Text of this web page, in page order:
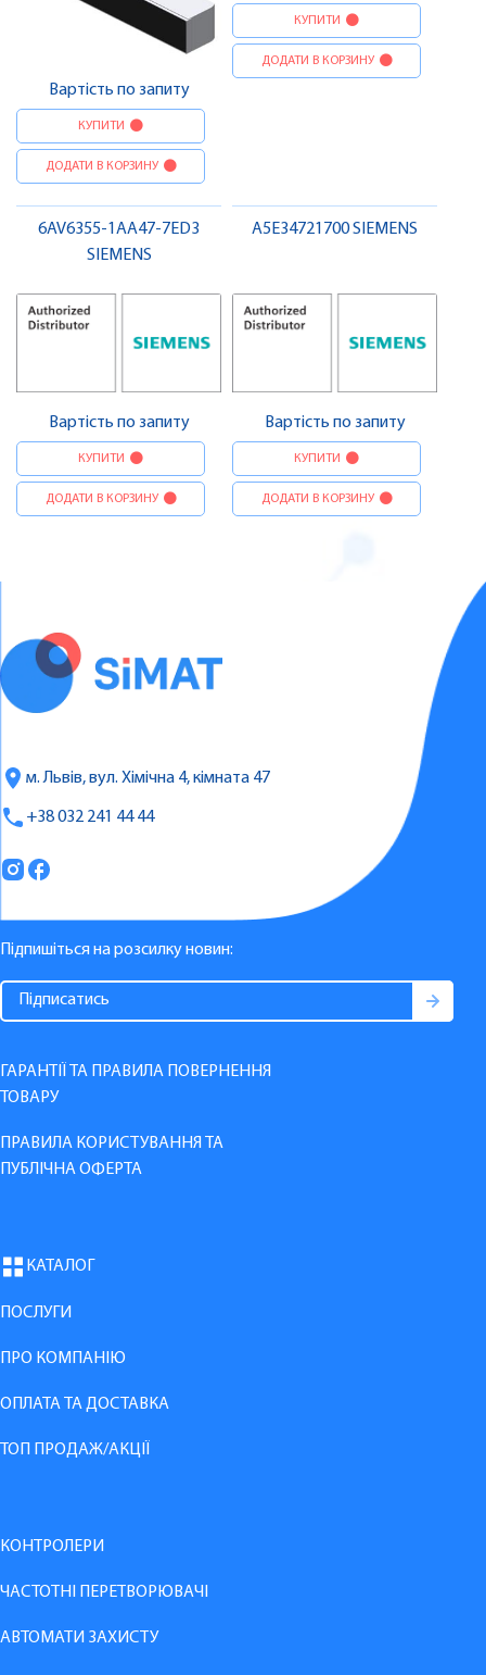
Вартість по запиту
КУПИТИ
ДОДАТИ В КОРЗИНУ
КУПИТИ
ДОДАТИ В КОРЗИНУ
6AV6355-1AA47-7ED3
SIEMENS
Вартість по запиту
КУПИТИ
ДОДАТИ В КОРЗИНУ
A5E34721700 SIEMENS
Вартість по запиту
КУПИТИ
ДОДАТИ В КОРЗИНУ
м. Львів, вул. Хімічна 4, кімната 47
+38 032 241 44 44
Підпишіться на розсилку новин:
ГАРАНТІЇ ТА ПРАВИЛА ПОВЕРНЕННЯ
ТОВАРУ
ПРАВИЛА КОРИСТУВАННЯ ТА
ПУБЛІЧНА ОФЕРТА
КАТАЛОГ
ПОСЛУГИ
ПРО КОМПАНІЮ
ОПЛАТА ТА ДОСТАВКА
ТОП ПРОДАЖ/АКЦІЇ
КОНТРОЛЕРИ
ЧАСТОТНІ ПЕРЕТВОРЮВАЧІ
АВТОМАТИ ЗАХИСТУ